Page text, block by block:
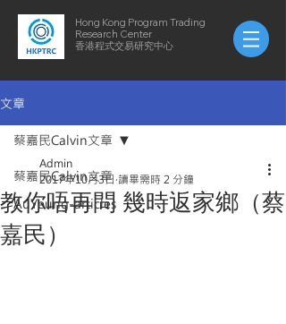
Hong Kong Program Trading
Research Center
​​香港程式交易研究中心
文章
蔡嘉民Calvin文章
AuYeung-articles
蔡嘉民Calvin文章
教你唔再問 幾時返家鄉（蔡
嘉民）
Admin
2017年10月3日 讀畢需時 2 分鐘